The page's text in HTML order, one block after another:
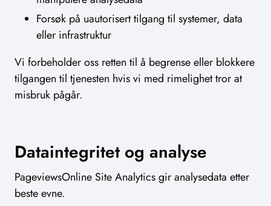
Forsøk på uautorisert tilgang til systemer, data
eller infrastruktur
Vi forbeholder oss retten til å begrense eller blokkere
tilgangen til tjenesten hvis vi med rimelighet tror at
misbruk pågår.
Dataintegritet og analyse
PageviewsOnline Site Analytics gir analysedata etter
beste evne.